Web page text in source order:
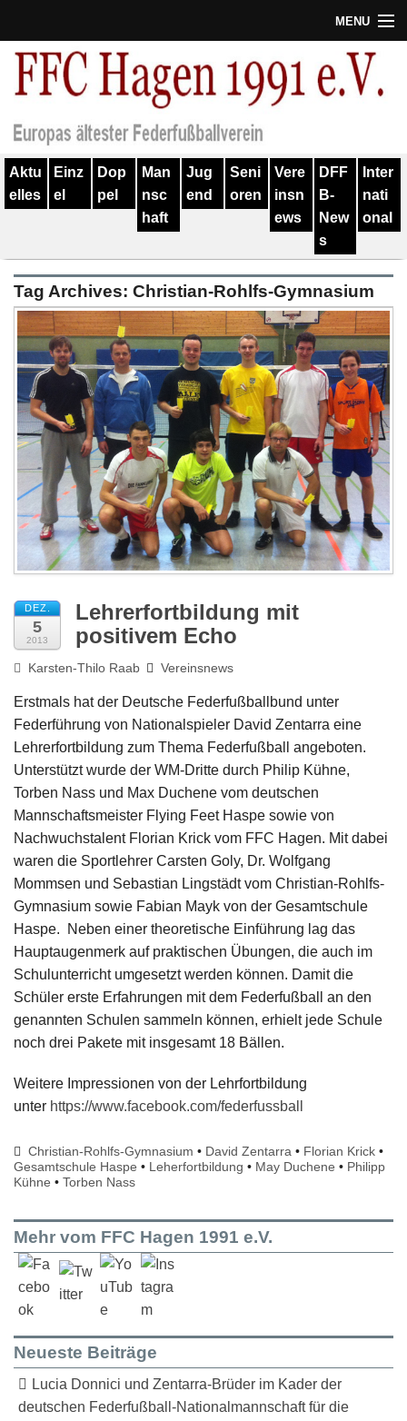
MENU
Termine
Verein
Geschichte
Training
Spieler
Kontakt
Links
Impressum
Aktu
elles
Einz
el
Dop
pel
Man
nsc
haft
Jug
end
Seni
oren
Vere
insn
ews
DFF
B-
New
s
Inter
nati
onal
Tag Archives: Christian-Rohlfs-Gymnasium
DEZ.
5
2013
Lehrerfortbildung mit
positivem Echo
Karsten-Thilo Raab Vereinsnews
Erstmals hat der Deutsche Federfußballbund unter
Federführung von Nationalspieler David Zentarra eine
Lehrerfortbildung zum Thema Federfußball angeboten.
Unterstützt wurde der WM-Dritte durch Philip Kühne,
Torben Nass und Max Duchene vom deutschen
Mannschaftsmeister Flying Feet Haspe sowie von
Nachwuchstalent Florian Krick vom FFC Hagen. Mit dabei
waren die Sportlehrer Carsten Goly, Dr. Wolfgang
Mommsen und Sebastian Lingstädt vom Christian-Rohlfs-
Gymnasium sowie Fabian Mayk von der Gesamtschule
Haspe. Neben einer theoretische Einführung lag das
Hauptaugenmerk auf praktischen Übungen, die auch im
Schulunterricht umgesetzt werden können. Damit die
Schüler erste Erfahrungen mit dem Federfußball an den
genannten Schulen sammeln können, erhielt jede Schule
noch drei Pakete mit insgesamt 18 Bällen.
Weitere Impressionen von der Lehrfortbildung
unter https://www.facebook.com/federfussball
Christian-Rohlfs-Gymnasium • David Zentarra • Florian Krick •
Gesamtschule Haspe • Leherfortbildung • May Duchene • Philipp
Kühne • Torben Nass
Mehr vom FFC Hagen 1991 e.V.
Neueste Beiträge
Lucia Donnici und Zentarra-Brüder im Kader der
deutschen Federfußball-Nationalmannschaft für die